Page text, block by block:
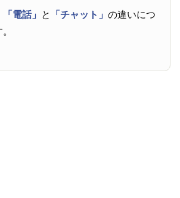
「電話」 と 「チャット」の違いにつ